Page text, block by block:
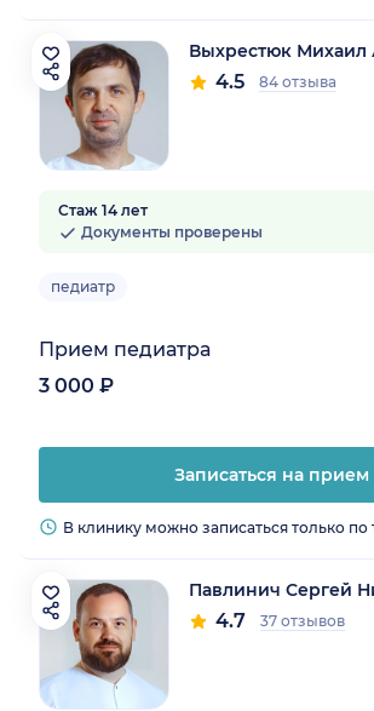
Выхрестюк Михаил
4.5 84 отзыва
Стаж 14 лет
Документы проверены
педиатр
Прием педиатра
3 000 ₽
Записаться на прием
В клинику можно записаться только
Павлинич Сергей
4.7 37 отзывов